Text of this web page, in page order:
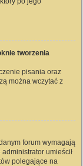
tworzenia
pisania oraz
można wczytać z
forum wymagają
umieścił
polegające na